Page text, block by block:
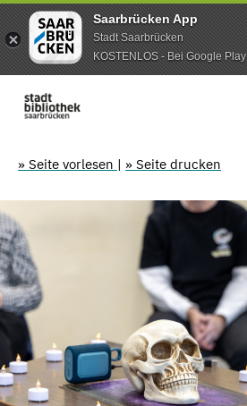
Saarbrücken App
Stadt Saarbrücken
KOSTENLOS - Bei Google Play
» Seite vorlesen | » Seite drucken